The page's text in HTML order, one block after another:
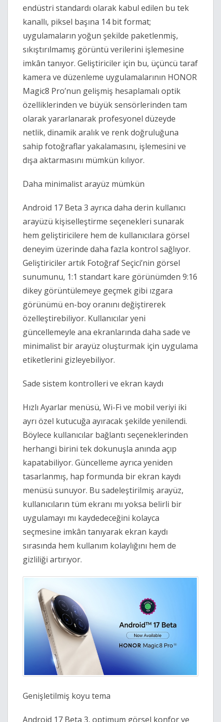
endüstri standardı olarak kabul edilen bu tek
kanallı, piksel başına 14 bit format;
uygulamaların yoğun şekilde paketlenmiş,
sıkıştırılmamış görüntü verilerini işlemesine
imkân tanıyor. Geliştiriciler için bu, üçüncü taraf
kamera ve düzenleme uygulamalarının HONOR
Magic8 Pro’nun gelişmiş hesaplamalı optik
özelliklerinden ve büyük sensörlerinden tam
olarak yararlanarak profesyonel düzeyde
netlik, dinamik aralık ve renk doğruluğuna
sahip fotoğraflar yakalamasını, işlemesini ve
dışa aktarmasını mümkün kılıyor.
Daha minimalist arayüz mümkün
Android 17 Beta 3 ayrıca daha derin kullanıcı
arayüzü kişiselleştirme seçenekleri sunarak
hem geliştiricilere hem de kullanıcılara görsel
deneyim üzerinde daha fazla kontrol sağlıyor.
Geliştiriciler artık Fotoğraf Seçici’nin görsel
sunumunu, 1:1 standart kare görünümden 9:16
dikey görüntülemeye geçmek gibi ızgara
görünümü en-boy oranını değiştirerek
özelleştirebiliyor. Kullanıcılar yeni
güncellemeyle ana ekranlarında daha sade ve
minimalist bir arayüz oluşturmak için uygulama
etiketlerini gizleyebiliyor.
Sade sistem kontrolleri ve ekran kaydı
Hızlı Ayarlar menüsü, Wi-Fi ve mobil veriyi iki
ayrı özel kutucuğa ayıracak şekilde yenilendi.
Böylece kullanıcılar bağlantı seçeneklerinden
herhangi birini tek dokunuşla anında açıp
kapatabiliyor. Güncelleme ayrıca yeniden
tasarlanmış, hap formunda bir ekran kaydı
menüsü sunuyor. Bu sadeleştirilmiş arayüz,
kullanıcıların tüm ekranı mı yoksa belirli bir
uygulamayı mı kaydedeceğini kolayca
seçmesine imkân tanıyarak ekran kaydı
sırasında hem kullanım kolaylığını hem de
gizliliği artırıyor.
Genişletilmiş koyu tema
Android 17 Beta 3, optimum görsel konfor ve